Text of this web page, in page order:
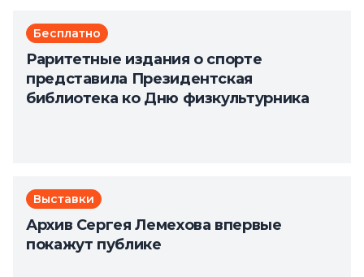
Бесплатно
Раритетные издания о спорте
представила Президентская
библиотека ко Дню физкультурника
Выставки
Архив Сергея Лемехова впервые
покажут публике